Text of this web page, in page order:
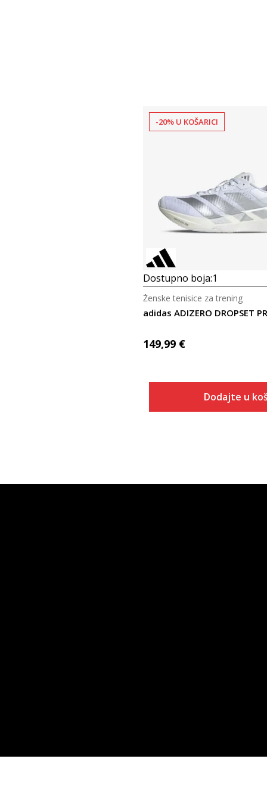
-20% U KOŠARICI
Dostupno boja:1
Ženske tenisice za trening
149,99 €
Dodajte u